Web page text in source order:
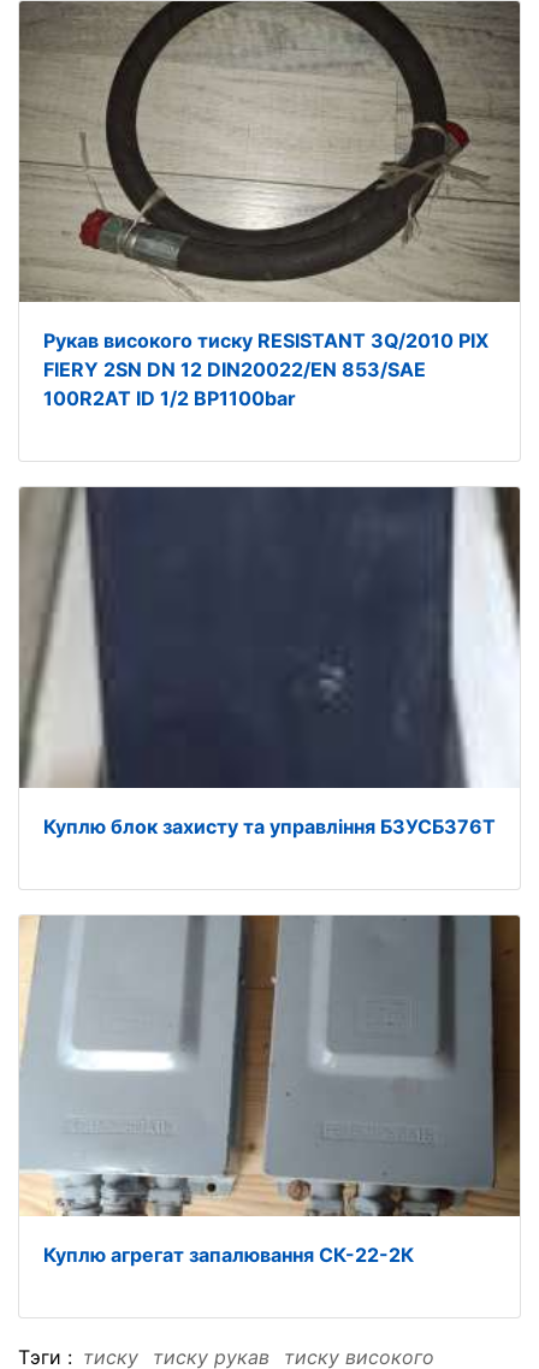
Рукав високого тиску RESISTANT 3Q/2010 PIX
FIERY 2SN DN 12 DIN20022/EN 853/SAE
100R2AT ID 1/2 BP1100bar
Куплю блок захисту та управління БЗУСБ376Т
Куплю агрегат запалювання СК-22-2К
Тэги : тиску тиску рукав тиску високого